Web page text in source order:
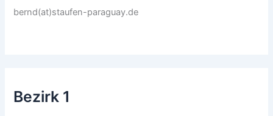
bernd(at)staufen-paraguay.de
Bezirk 1